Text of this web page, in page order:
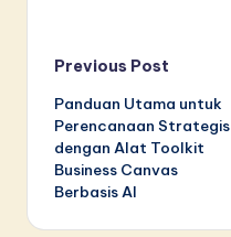
Post
navigation
Previous Post
Panduan Utama untuk
Perencanaan Strategis
dengan Alat Toolkit
Business Canvas
Berbasis AI